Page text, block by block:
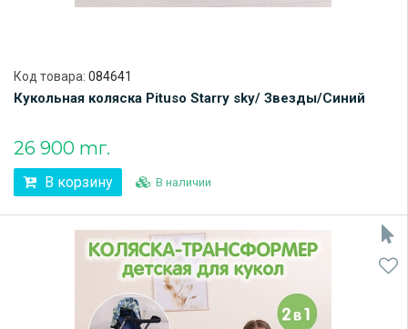
Код товара: 084641
Кукольная коляска Pituso Starry sky/ Звезды/Синий
26 900 тг.
В корзину В наличии